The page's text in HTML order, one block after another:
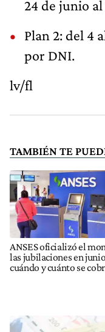
24 de junio
Plan 2: del 4
por DNI.
lv/fl
TAMBIÉN TE
ANSES oficializó el
las jubilaciones en
cuándo y cuánto se